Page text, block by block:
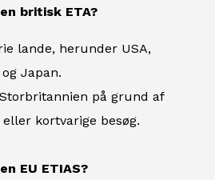
britisk ETA?
lande, herunder USA,
Japan.
på grund af
kortvarige besøg.
EU ETIAS?